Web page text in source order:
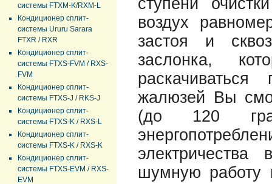
системы FTXM-K/RXM-L
Кондиционер сплит-
системы Ururu Sarara
FTXR / RXR
Кондиционер сплит-
системы FTXS-FVM / RXS-
FVM
Кондиционер сплит-
системы FTXS-J / RKS-J
Кондиционер сплит-
системы FTXS-K / RXS-L
Кондиционер сплит-
системы FTXS-K / RXS-K
Кондиционер сплит-
системы FTXS-EVM / RXS-
EVM
ступени
воздух
застоя и
заслонка,
жалюзей Вы
(до 120
шумную работу